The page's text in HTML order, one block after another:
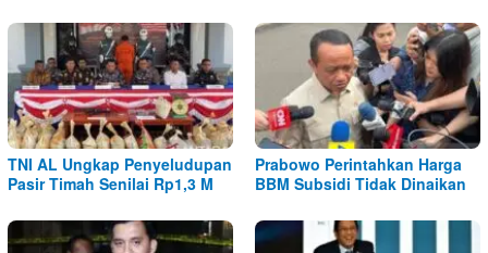
TNI AL Ungkap Penyeludupan
Pasir Timah Senilai Rp1,3 M
Prabowo Perintahkan Harga
BBM Subsidi Tidak Dinaikan